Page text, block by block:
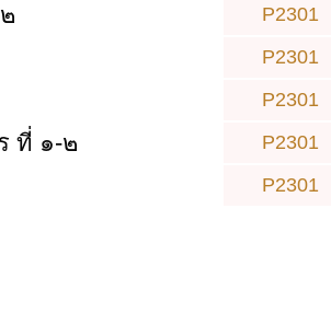
P2301
P2301
P2301
ที่ ๑-๒ P2301
P2301